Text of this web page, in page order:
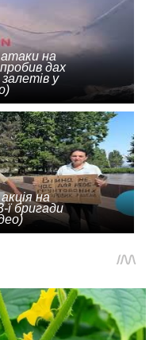
на
дах
у
на
ї бригади